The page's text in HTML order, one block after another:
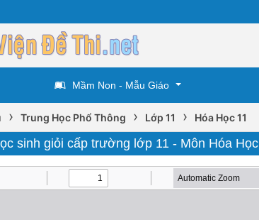
Mầm Non - Mẫu Giáo
› Trung Học Phổ Thông › Lớp 11 › Hóa Học 11
sinh giỏi cấp trường lớp 11 - Môn Hóa Học